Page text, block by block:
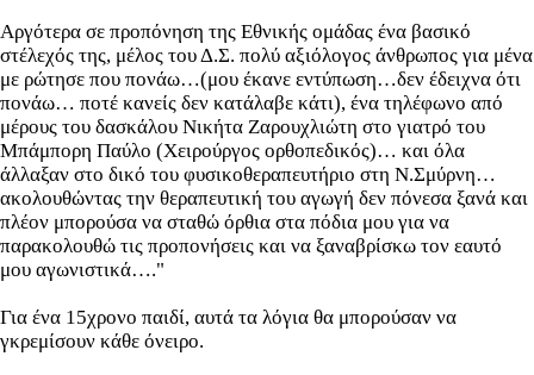
Αργότερα σε προπόνηση της Εθνικής ομάδας ένα βασικό
στέλεχός της, μέλος του Δ.Σ. πολύ αξιόλογος άνθρωπος για μένα
με ρώτησε που πονάω…(μου έκανε εντύπωση…δεν έδειχνα ότι
πονάω… ποτέ κανείς δεν κατάλαβε κάτι), ένα τηλέφωνο από
μέρους του δασκάλου Νικήτα Ζαρουχλιώτη στο γιατρό του
Μπάμπορη Παύλο (Χειρούργος ορθοπεδικός)… και όλα
άλλαξαν στο δικό του φυσικοθεραπευτήριο στη Ν.Σμύρνη…
ακολουθώντας την θεραπευτική του αγωγή δεν πόνεσα ξανά και
πλέον μπορούσα να σταθώ όρθια στα πόδια μου για να
παρακολουθώ τις προπονήσεις και να ξαναβρίσκω τον εαυτό
μου αγωνιστικά…."
Για ένα 15χρονο παιδί, αυτά τα λόγια θα μπορούσαν να
γκρεμίσουν κάθε όνειρο.